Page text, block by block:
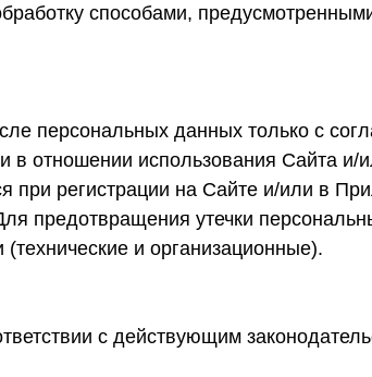
способами,
персональных данных только с
в отношении использования Сайта
при регистрации на Сайте и/или в
предотвращения утечки
и организационные).
с действующим